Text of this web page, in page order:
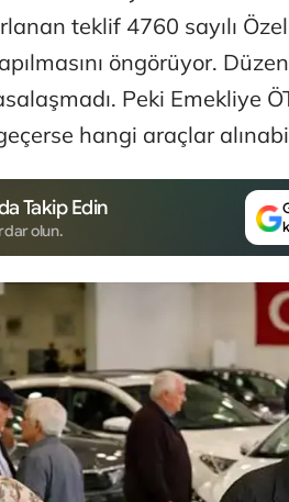
teklif 4760 sayılı
öngörüyor.
Peki Emekliye
hangi araçlar
Takip Edin
olun.